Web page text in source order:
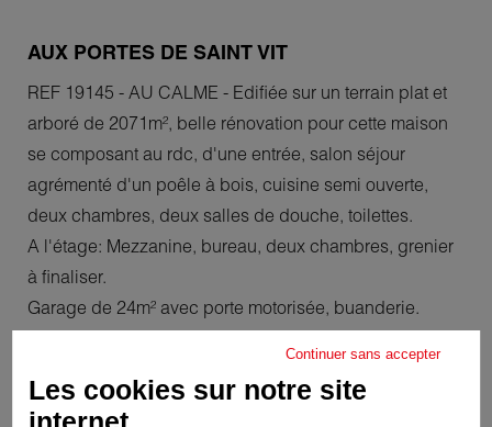
AUX PORTES DE SAINT VIT
REF 19145 - AU CALME - Edifiée sur un terrain plat et
arboré de 2071m², belle rénovation pour cette maison
se composant au rdc, d'une entrée, salon séjour
agrémenté d'un poêle à bois, cuisine semi ouverte,
deux chambres, deux salles de douche, toilettes.
A l'étage: Mezzanine, bureau, deux chambres, grenier
à finaliser.
Garage de 24m² avec porte motorisée, buanderie.
Dépendance de 20m².
Huisseries récentes aluminium, électricité récente,
isolation murs et combles.
Continuer sans accepter
Les cookies sur notre site